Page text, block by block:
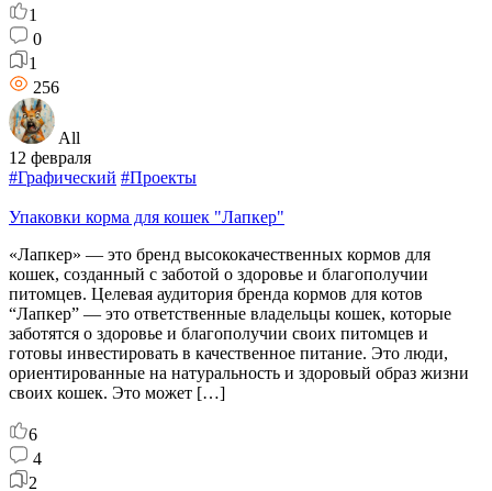
1
0
1
256
All
12 февраля
#Графический #Проекты
Упаковки корма для кошек "Лапкер"
«Лапкер» — это бренд высококачественных кормов для
кошек, созданный с заботой о здоровье и благополучии
питомцев. Целевая аудитория бренда кормов для котов
“Лапкер” — это ответственные владельцы кошек, которые
заботятся о здоровье и благополучии своих питомцев и
готовы инвестировать в качественное питание. Это люди,
ориентированные на натуральность и здоровый образ жизни
своих кошек. Это может […]
6
4
2